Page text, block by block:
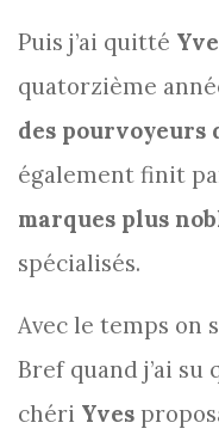
Puis j’ai quitté
quatorzième
des pourvoyeurs
également finit
marques plus
spécialisés.
Avec le temps on
Bref quand j’ai
chéri Yves